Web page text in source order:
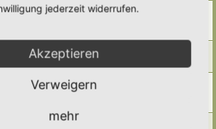
gesucht
Mo 21. Okt 2024, 18:24
für Igel im Hortus
So 14. Jul 2024, 06:47
Nahrung der Igel (Heimischer Braunbrustigel)
jederzeit widerrufen.
Akzeptieren
Verweigern
mehr